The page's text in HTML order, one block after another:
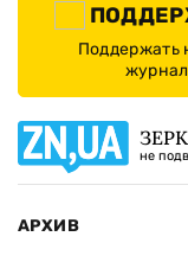
Поддержать
не
АРХИВ